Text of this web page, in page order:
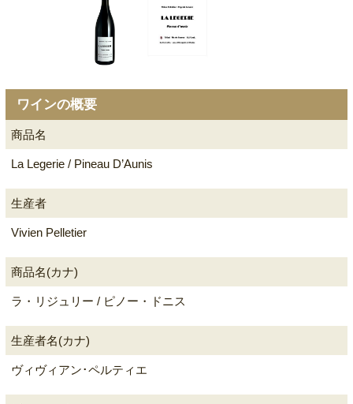
ワインの概要
商品名
La Legerie / Pineau D’Aunis
生産者
Vivien Pelletier
商品名(カナ)
ラ・リジュリー / ピノー・ドニス
生産者名(カナ)
ヴィヴィアン･ペルティエ